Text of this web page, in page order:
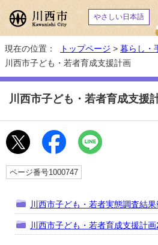
やさしい日本語
現在の位置： トップページ > 暮らし・
川西市子ども・若者育成支援計画
川西市子ども・若者育成支援
ページ番号1000747
川西市子ども・若者実態調査結果
川西市子ども・若者育成支援計